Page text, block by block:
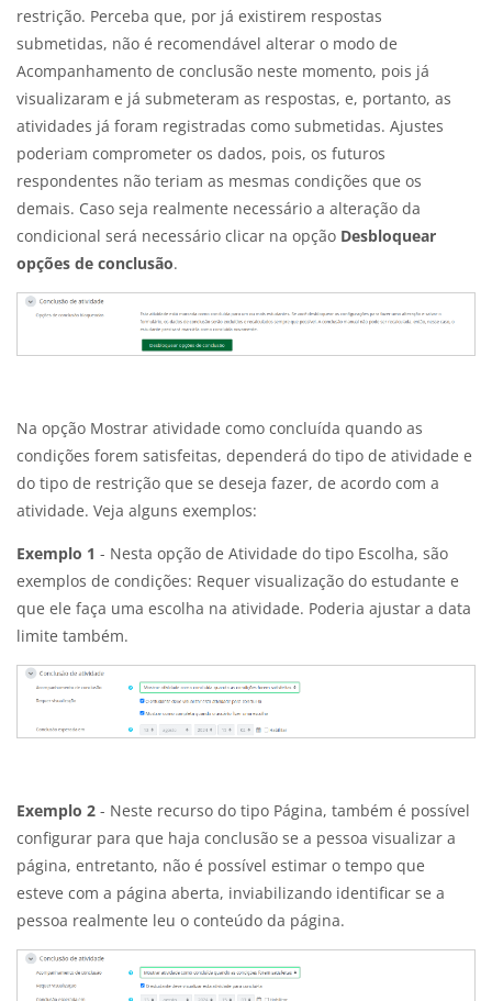
restrição. Perceba que, por já existirem respostas
submetidas, não é recomendável alterar o modo de
Acompanhamento de conclusão neste momento, pois já
visualizaram e já submeteram as respostas, e, portanto, as
atividades já foram registradas como submetidas. Ajustes
poderiam comprometer os dados, pois, os futuros
respondentes não teriam as mesmas condições que os
demais. Caso seja realmente necessário a alteração da
condicional será necessário clicar na opção Desbloquear
opções de conclusão.
Na opção Mostrar atividade como concluída quando as
condições forem satisfeitas, dependerá do tipo de atividade e
do tipo de restrição que se deseja fazer, de acordo com a
atividade. Veja alguns exemplos:
Exemplo 1 - Nesta opção de Atividade do tipo Escolha, são
exemplos de condições: Requer visualização do estudante e
que ele faça uma escolha na atividade. Poderia ajustar a data
limite também.
Exemplo 2 - Neste recurso do tipo Página, também é possível
configurar para que haja conclusão se a pessoa visualizar a
página, entretanto, não é possível estimar o tempo que
esteve com a página aberta, inviabilizando identificar se a
pessoa realmente leu o conteúdo da página.